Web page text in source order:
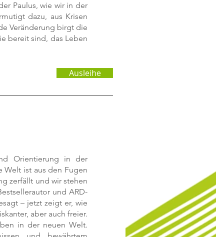
Paulus, wie wir in der
dazu, aus Krisen
Veränderung birgt die
bereit sind, das Leben
Ausleihe
Orientierung in der
Welt ist aus den Fugen
zerfällt und wir stehen
und ARD-
– jetzt zeigt er, wie
aber auch freier.
in der neuen Welt.